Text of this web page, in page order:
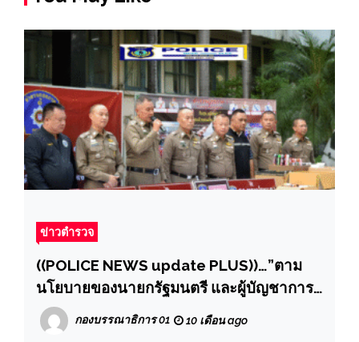
ข่าวตำรวจ
((POLICE NEWS update PLUS))…”ตาม
นโยบายของนายกรัฐมนตรี และผู้บัญชาการ
ตำรวจแห่งชาติ ในการป้องกันปราบปราม
บุหรี่ไฟฟ้า
กองบรรณาธิการ 01 10 เดือน ago